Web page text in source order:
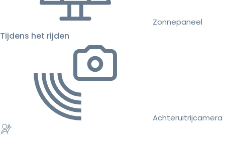
Zonnepaneel
Tijdens het rijden
Achteruitrijcamera